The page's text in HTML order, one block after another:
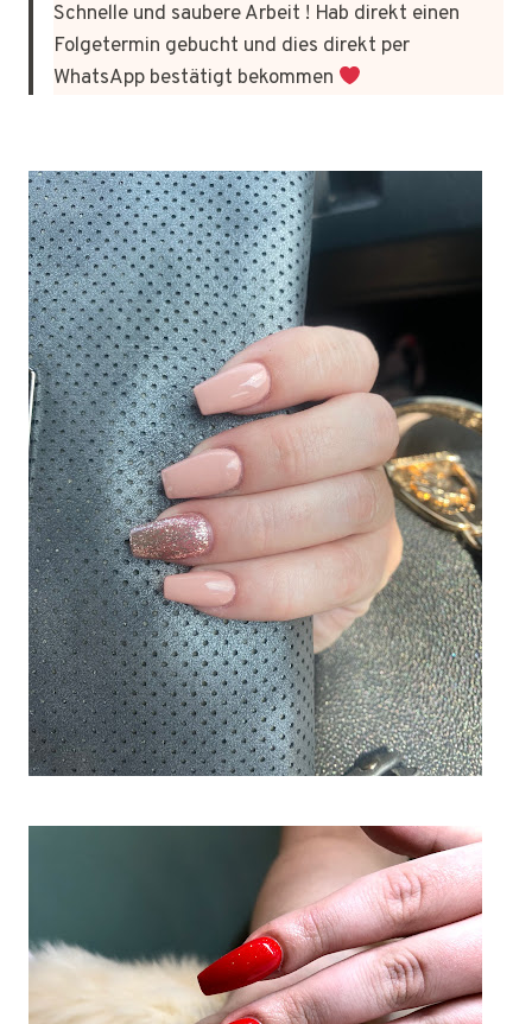
Schnelle und saubere Arbeit ! Hab direkt einen
Folgetermin gebucht und dies direkt per
WhatsApp bestätigt bekommen